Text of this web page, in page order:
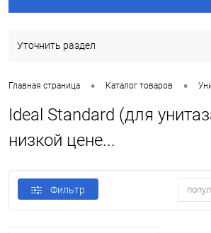
Уточнить раздел
Главная страница • Каталог товаров •
Ideal Standard (для
низкой цене...
Фильтр